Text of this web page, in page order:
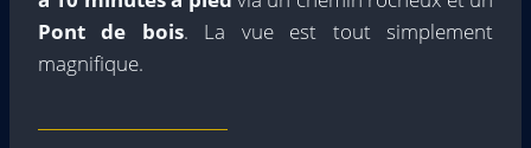
Pont de bois. La vue est tout simplement
magnifique.